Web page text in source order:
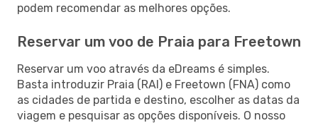
podem recomendar as melhores opções.
Reservar um voo de Praia para Freetown
Reservar um voo através da eDreams é simples.
Basta introduzir Praia (RAI) e Freetown (FNA) como
as cidades de partida e destino, escolher as datas da
viagem e pesquisar as opções disponíveis. O nosso